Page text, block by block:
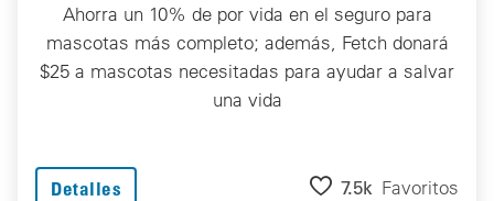
Ahorra un 10% de por vida en el seguro para
mascotas más completo; además, Fetch donará
$25 a mascotas necesitadas para ayudar a salvar
una vida
Detalles 7.5k Favoritos